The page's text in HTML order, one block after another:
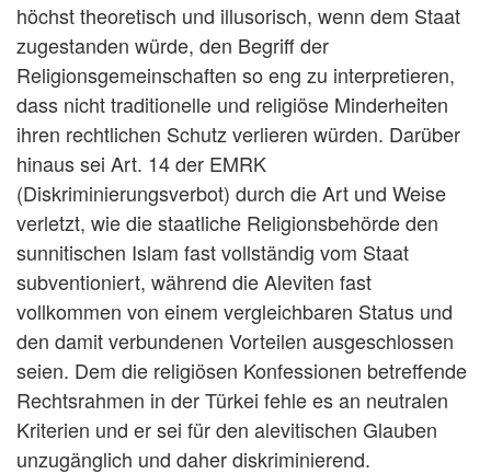
höchst theoretisch und illusorisch, wenn dem Staat
zugestanden würde, den Begriff der
Religionsgemeinschaften so eng zu interpretieren,
dass nicht traditionelle und religiöse Minderheiten
ihren rechtlichen Schutz verlieren würden. Darüber
hinaus sei Art. 14 der EMRK
(Diskriminierungsverbot) durch die Art und Weise
verletzt, wie die staatliche Religionsbehörde den
sunnitischen Islam fast vollständig vom Staat
subventioniert, während die Aleviten fast
vollkommen von einem vergleichbaren Status und
den damit verbundenen Vorteilen ausgeschlossen
seien. Dem die religiösen Konfessionen betreffende
Rechtsrahmen in der Türkei fehle es an neutralen
Kriterien und er sei für den alevitischen Glauben
unzugänglich und daher diskriminierend.